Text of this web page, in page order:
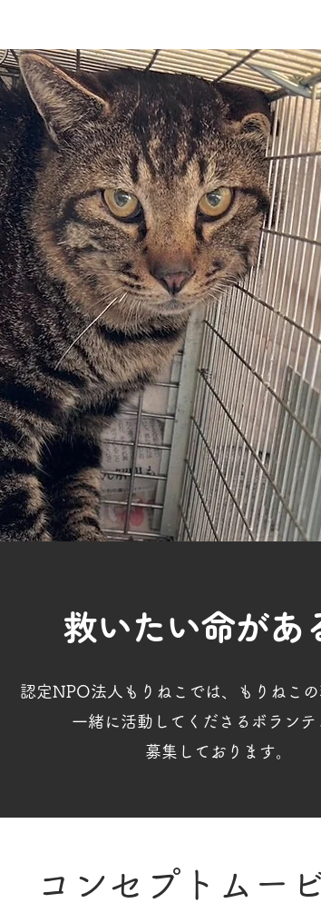
救いたい命があ
認定NPO法人もりねこでは、もりねこの
一緒に活動してくださるボランテ
募集しております。
コンセプトムー